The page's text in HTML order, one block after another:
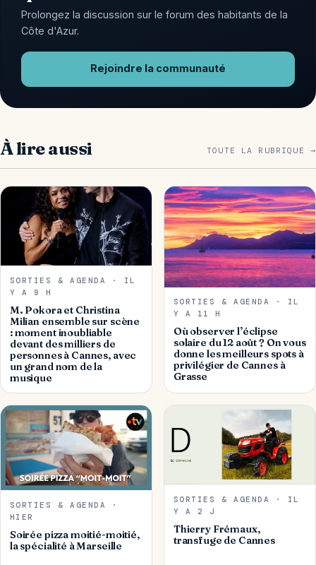
Prolongez la discussion sur le forum des habitants de la
Côte d'Azur.
Rejoindre la communauté
À lire aussi TOUTE LA RUBRIQUE →
SORTIES & AGENDA · IL
Y A 9 H
M. Pokora et Christina
Milian ensemble sur scène
: moment inoubliable
devant des milliers de
personnes à Cannes, avec
un grand nom de la
musique
SORTIES & AGENDA · IL
Y A 11 H
Où observer l’éclipse
solaire du 12 août ? On vous
donne les meilleurs spots à
privilégier de Cannes à
Grasse
SORTIES & AGENDA ·
HIER
Soirée pizza moitié-moitié,
la spécialité à Marseille
SORTIES & AGENDA · IL
Y A 2 J
Thierry Frémaux,
transfuge de Cannes